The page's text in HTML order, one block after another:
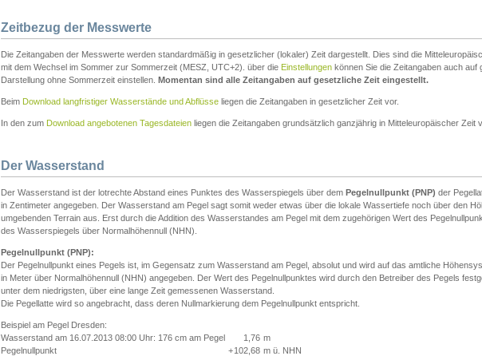
Zeitbezug der Messwerte
Die Zeitangaben der Messwerte werden standardmäßig in gesetzlicher (lokaler) Zeit dargestellt. Dies sind die
mit dem Wechsel im Sommer zur Sommerzeit (MESZ, UTC+2). über die Einstellungen können Sie die Zeitangaben auch auf
Darstellung ohne Sommerzeit einstellen. Momentan sind alle Zeitangaben auf gesetzliche Zeit eingestellt.
Beim Download langfristiger Wasserstände und Abflüsse liegen die Zeitangaben in gesetzlicher Zeit vor.
In den zum Download angebotenen Tagesdateien liegen die Zeitangaben grundsätzlich ganzjährig in Mitteleuropäischer Zeit
Der Wasserstand
Der Wasserstand ist der lotrechte Abstand eines Punktes des Wasserspiegels über dem Pegelnullpunkt (PNP) der
in Zentimeter angegeben. Der Wasserstand am Pegel sagt somit weder etwas über die lokale Wassertiefe noch über den
umgebenden Terrain aus. Erst durch die Addition des Wasserstandes am Pegel mit dem zugehörigen Wert des
des Wasserspiegels über Normalhöhennull (NHN).
Pegelnullpunkt (PNP):
Der Pegelnullpunkt eines Pegels ist, im Gegensatz zum Wasserstand am Pegel, absolut und wird auf das amtliche
in Meter über Normalhöhennull (NHN) angegeben. Der Wert des Pegelnullpunktes wird durch den Betreiber des Pegels
unter dem niedrigsten, über eine lange Zeit gemessenen Wasserstand.
Die Pegellatte wird so angebracht, dass deren Nullmarkierung dem Pegelnullpunkt entspricht.
Beispiel am Pegel Dresden:
Wasserstand am 16.07.2013 08:00 Uhr: 176 cm am Pegel
1,76 m
Pegelnullpunkt
+102,68 m ü. NHN